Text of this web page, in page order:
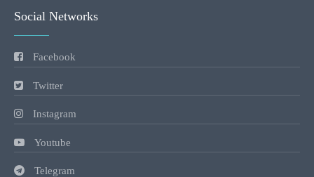
Social Networks
Facebook
Twitter
Instagram
Youtube
Telegram